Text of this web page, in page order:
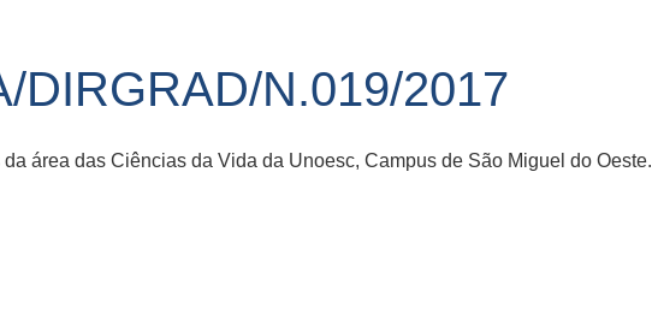
DIRGRAD/N.019/2017
área das Ciências da Vida da Unoesc, Campus de São Miguel do Oeste.